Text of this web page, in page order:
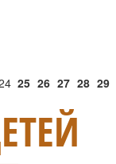
25 26 27 28 29